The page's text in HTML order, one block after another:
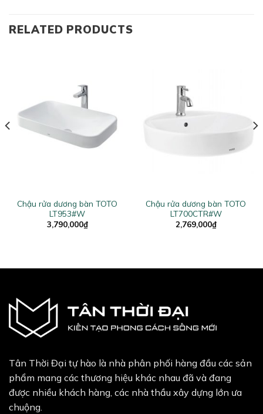
RELATED PRODUCTS
Chậu rửa dương bàn TOTO
LT953#W
3,790,000₫
Chậu rửa dương bàn TOTO
LT700CTR#W
2,769,000₫
Tân Thời Đại tự hào là nhà phân phối hàng đầu các sản
phẩm mang các thương hiệu khác nhau đã và đang
được nhiều khách hàng, các nhà thầu xây dựng lớn ưa
chuộng.